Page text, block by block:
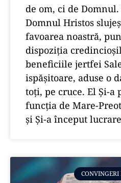
de om, ci de
Domnul Hristos
favoarea noastră,
dispoziţia
beneficiile jertfei
ispăşitoare, aduse o
toţi, pe cruce. El Şi-a
funcţia de Mare-
şi Şi-a început